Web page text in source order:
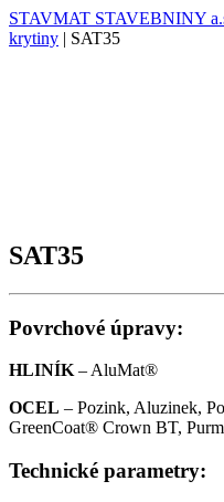
STAVMAT STAVEBNINY
krytiny | SAT35
SAT35
Povrchové úpravy:
HLINÍK – AluMat®
OCEL – Pozink, Aluzinek,
GreenCoat® Crown BT,
Technické parametry: